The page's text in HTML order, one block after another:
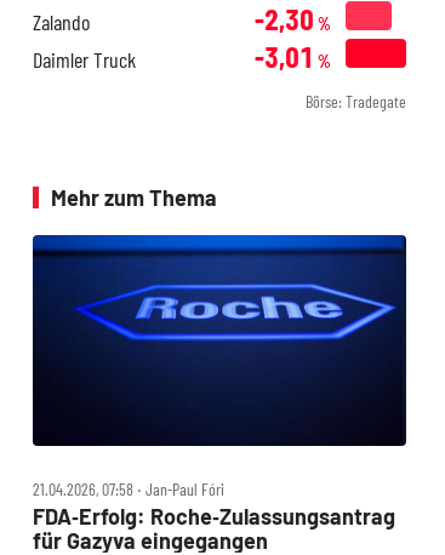
Zalando -2,30 %
Daimler Truck -3,01 %
Börse: Tradegate
Mehr zum Thema
21.04.2026, 07:58 ‧ Jan-Paul Fóri
FDA‑Erfolg: Roche‑Zulassungsantrag
für Gazyva eingegangen